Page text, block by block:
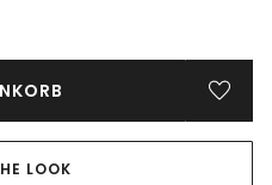
LOOK